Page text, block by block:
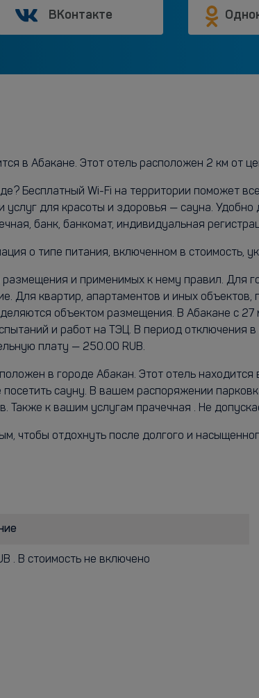
ВКонтакте
в Абакане. Этот отель расположен 2 км от
Бесплатный Wi-Fi на территории поможет
для красоты и здоровья — сауна.
банк, банкомат, индивидуальная
о типе питания, включенном в стоимость,
и применимых к нему правил. Для
Для квартир, апартаментов и иных
объектом размещения. В Абакане с
и работ на ТЭЦ. В период отключения
плату — 250.00 RUB.
в городе Абакан. Этот отель находится
сауну. В вашем распоряжении
к вашим услугам прачечная . Не
чтобы отдохнуть после долгого и
. В стоимость не включено